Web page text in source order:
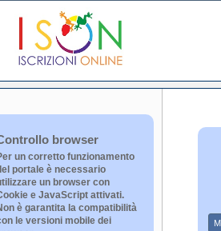
browser
un corretto funzionamento
portale è necessario
un browser con
e JavaScript attivati.
è garantita la compatibilità
le versioni mobile dei